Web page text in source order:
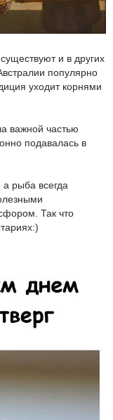
и в других
популярно
уходит корнями
важной частью
подавалась в
рыба всегда
Так что